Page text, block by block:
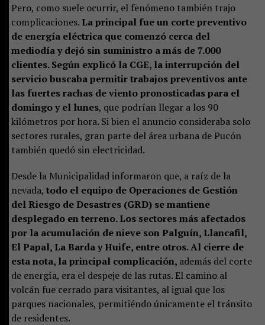
Pero, como suele ocurrir, el fenómeno también trajo
complicaciones. La principal fue un corte preventivo
de energía eléctrica que comenzó cerca del
mediodía y dejó sin suministro a más de 7.000
clientes. Según explicó la CGE, la interrupción del
servicio buscaba permitir trabajos preventivos ante
las fuertes rachas de viento pronosticadas para el
domingo y el lunes, que podrían llegar a los 90
kilómetros por hora. Si bien el anuncio consideraba solo
sectores rurales, gran parte del área urbana de Pucón
también quedó sin electricidad.
Desde la Municipalidad informaron que, a raíz de la
nevada, todo el equipo de Operaciones de Gestión
del Riesgo de Desastres (GRD) se mantiene
desplegado en terreno. Los sectores más afectados
por la acumulación de nieve son Palguín, Llancafil,
El Papal, La Barda y Huife, entre otros. Al cierre de
esta nota, la principal complicación, además del corte
de energía, era el despeje de las rutas. El camino al
volcán fue cerrado para visitantes, al igual que los
parques nacionales, permitiéndo únicamente el tránsito
de residentes.